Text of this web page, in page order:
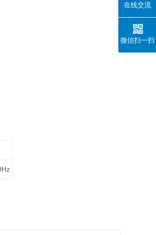
在线交流
微信扫一扫